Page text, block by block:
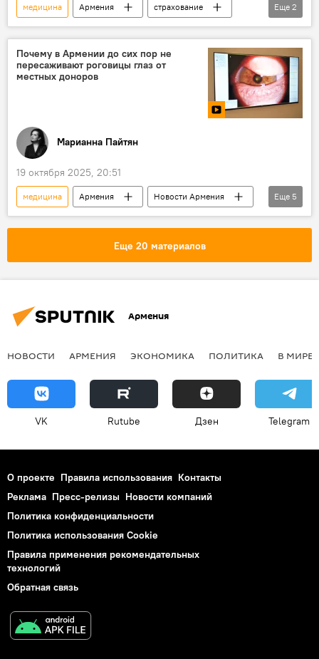
медицина Армения
страхование
Общество
Новости Армения
Еще 2
Почему в Армении до сих пор не
пересаживают роговицы глаз от
местных доноров
Марианна Пайтян
19 октября 2025, 20:51
медицина Армения
Новости Армения
донор
глаза
трансплантация
Еще 5
Еще 20 материалов
Армения
НОВОСТИ АРМЕНИЯ ЭКОНОМИКА ПОЛИТИКА В МИРЕ
VK Rutube Дзен Telegram
О проекте Правила использования Контакты
Реклама Пресс-релизы Новости компаний
Политика конфиденциальности
Политика использования Cookie
Правила применения рекомендательных
технологий
Обратная связь